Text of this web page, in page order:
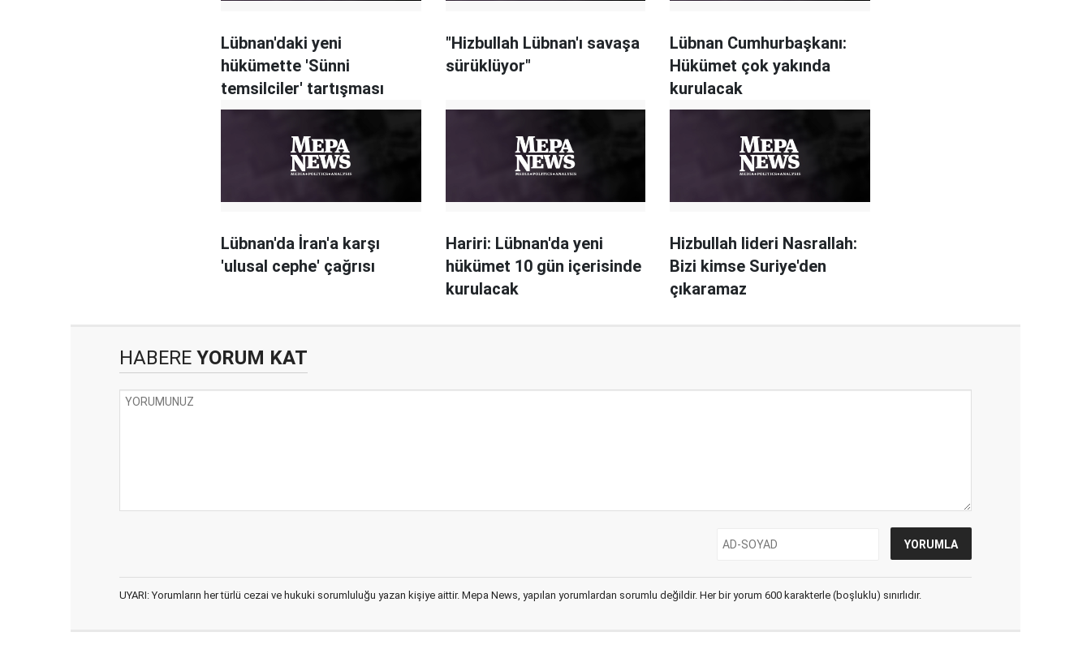
Lübnan'daki yeni
hükümette 'Sünni
temsilciler' tartışması
"Hizbullah Lübnan'ı savaşa
sürüklüyor"
Lübnan Cumhurbaşkanı:
Hükümet çok yakında
kurulacak
Lübnan'da İran'a karşı
'ulusal cephe' çağrısı
Hariri: Lübnan'da yeni
hükümet 10 gün içerisinde
kurulacak
Hizbullah lideri Nasrallah:
Bizi kimse Suriye'den
çıkaramaz
HABERE YORUM KAT
UYARI: Yorumların her türlü cezai ve hukuki sorumluluğu yazan kişiye aittir. Mepa News, yapılan yorumlardan sorumlu değildir. Her bir yorum 600 karakterle (boşluklu) sınırlıdır.